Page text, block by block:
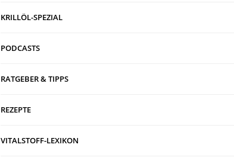
KRILLÖL-SPEZIAL
PODCASTS
RATGEBER & TIPPS
REZEPTE
VITALSTOFF-LEXIKON